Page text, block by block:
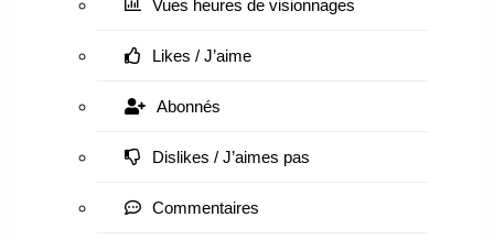
Vues heures de visionnages
Likes / J’aime
Abonnés
Dislikes / J’aimes pas
Commentaires